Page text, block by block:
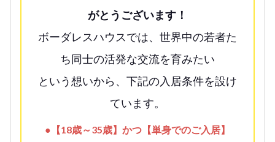
がとうございます！
ボーダレスハウスでは、世界中の若者た
ち同士の活発な交流を育みたい
という想いから、下記の入居条件を設け
ています。
●【18歳～35歳】かつ【単身でのご入居】